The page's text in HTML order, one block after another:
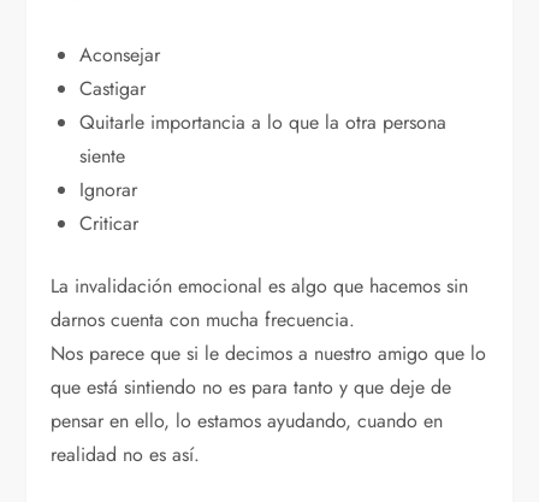
Aconsejar
Castigar
Quitarle importancia a lo que la otra persona
siente
Ignorar
Criticar
La invalidación emocional es algo que hacemos sin
darnos cuenta con mucha frecuencia.
Nos parece que si le decimos a nuestro amigo que lo
que está sintiendo no es para tanto y que deje de
pensar en ello, lo estamos ayudando, cuando en
realidad no es así.